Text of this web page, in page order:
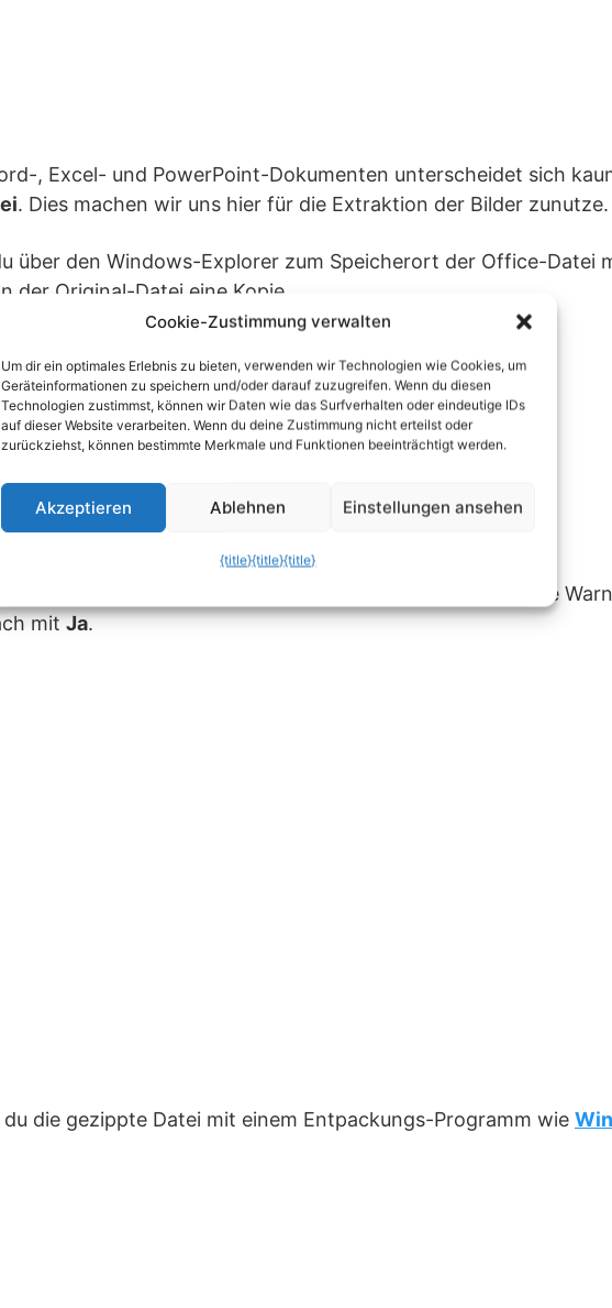
, Excel- und PowerPoint-Dokumenten unterscheidet sich
. Dies machen wir uns hier für die Extraktion der Bilder zunutze.
über den Windows-Explorer zum Speicherort der Office-Datei
der Original-Datei eine Kopie…
Endung der Kopie von
. Die nachfolgende
mitJa.
die gezippte Datei mit einem Entpackungs-Programm wie
Cookie-Zustimmung verwalten
Um dir ein optimales Erlebnis zu bieten, verwenden wir Technologien wie Cookies, um
Geräteinformationen zu speichern und/oder darauf zuzugreifen. Wenn du diesen
Technologien zustimmst, können wir Daten wie das Surfverhalten oder eindeutige IDs
auf dieser Website verarbeiten. Wenn du deine Zustimmung nicht erteilst oder
zurückziehst, können bestimmte Merkmale und Funktionen beeinträchtigt werden.
Akzeptieren Ablehnen Einstellungen ansehen
{title}{title}{title}